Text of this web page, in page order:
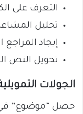
التعرف على
تحليل المشاعر
إيجاد
تحويل النص
الجولات